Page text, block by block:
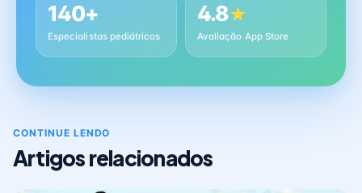
140+
Especialistas pediátricos
4.8★
Avaliação App Store
CONTINUE LENDO
Artigos relacionados